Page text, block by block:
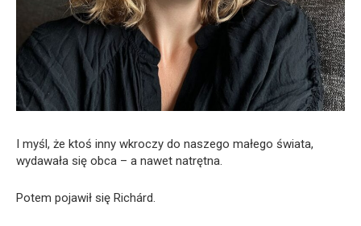
I myśl, że ktoś inny wkroczy do naszego małego świata,
wydawała się obca – a nawet natrętna.
Potem pojawił się Richárd.